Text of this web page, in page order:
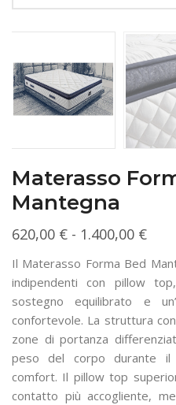
Materasso
Mantegna
620,00 € - 1.400,00 €
di
da
a
Il Materasso Forma Bed
indipendenti con pillow
sostegno equilibrato e
confortevole. La struttura
zone di portanza
peso del corpo durante
comfort. Il pillow top
contatto più accogliente,